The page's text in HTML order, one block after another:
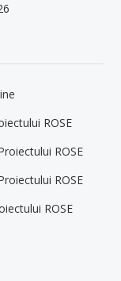
ROSE
ROSE
ROSE
ROSE